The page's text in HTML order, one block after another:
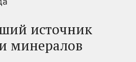
источник
минералов